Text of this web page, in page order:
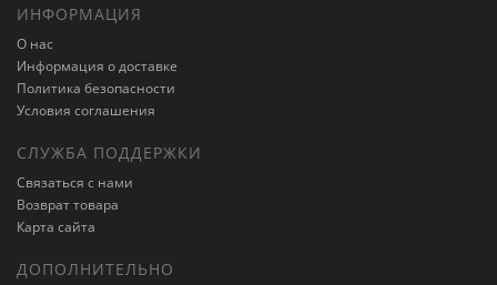
ИНФОРМАЦИЯ
О нас
Информация о доставке
Политика безопасности
Условия соглашения
СЛУЖБА ПОДДЕРЖКИ
Связаться с нами
Возврат товара
Карта сайта
ДОПОЛНИТЕЛЬНО